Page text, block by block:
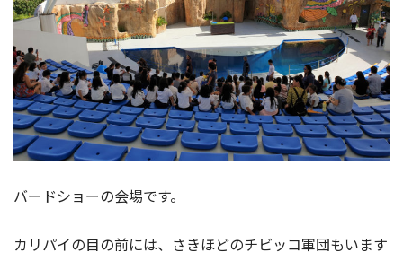
バードショーの会場です。
カリパイの目の前には、さきほどのチビッコ軍団もいます